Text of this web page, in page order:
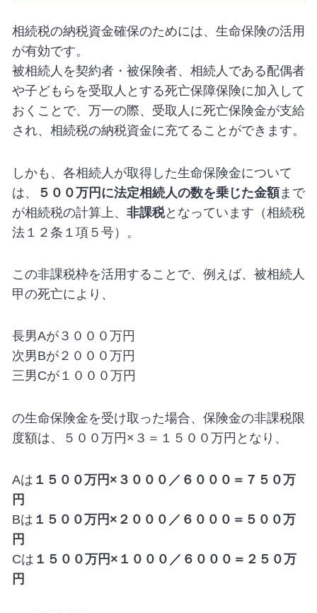
相続税の納税資金確保のためには、生命保険の活用
が有効です。
被相続人を契約者・被保険者、相続人である配偶者
や子どもらを受取人とする死亡保障保険に加入して
おくことで、万一の際、受取人に死亡保険金が支給
され、相続税の納税資金に充てることができます。
しかも、各相続人が取得した生命保険金について
は、
５００万円に法定相続人の数を乗じた金額まで
が相続税の計算上、 非課税となっています（相続税
法１２条１項５号）。
この非課税枠を活用することで、例えば、被相続人
甲の死亡により、
長男Aが３０００万円
次男Bが２０００万円
三男Cが１０００万円
の生命保険金を受け取った場合、保険金の非課税限
度額は、５００万円×３＝１５００万円となり、
Aは １５００万円×３０００／６０００＝ ７５０万
円
Bは １５００万円×２０００／６０００＝ ５００万
円
Cは １５００万円×１０００／６０００＝ ２５０万
円